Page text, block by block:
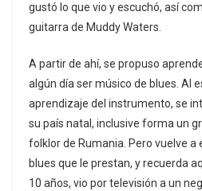
gustó lo que vio y escuchó, así
guitarra de Muddy Waters.
A partir de ahí, se propuso
algún día ser músico de blues. Al
aprendizaje del instrumento, se
su país natal, inclusive forma un
folklor de Rumania. Pero vuelve a
blues que le prestan, y recuerda
10 años, vio por televisión a un